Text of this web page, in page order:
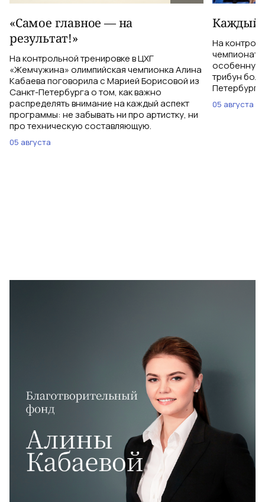
«Самое главное — на
результат!»
На контрольной тренировке в ЦХГ
«Жемчужина» олимпийская чемпионка Алина
Кабаева поговорила с Марией Борисовой из
Санкт-Петербурга о том, как важно
распределять внимание на каждый аспект
программы: не забывать ни про артистку, ни
про техническую составляющую.
05 августа
Каждый
На
особенную
трибун
05 августа